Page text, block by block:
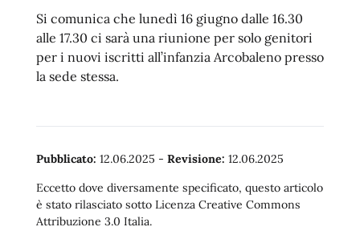
Si comunica che lunedì 16 giugno dalle 16.30
alle 17.30 ci sarà una riunione per solo genitori
per i nuovi iscritti all’infanzia Arcobaleno presso
la sede stessa.
Pubblicato: 12.06.2025 - Revisione: 12.06.2025
Eccetto dove diversamente specificato, questo articolo
è stato rilasciato sotto Licenza Creative Commons
Attribuzione 3.0 Italia.